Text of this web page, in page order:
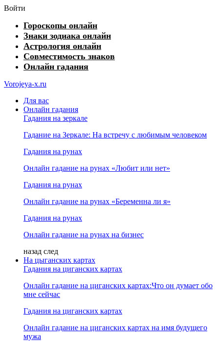
Войти
Гороскопы онлайн
Знаки зодиака онлайн
Астрология онлайн
Совместимость знаков
Онлайн гадания
Vorojeya-x.ru
Для вас
Онлайн гадания
Гадания на зеркале
Гадание на Зеркале: На встречу с любимым человеком
Гадания на рунах
Онлайн гадание на рунах «Любит или нет»
Гадания на рунах
Онлайн гадание на рунах «Беременна ли я»
Гадания на рунах
Онлайн гадание на рунах на бизнес
назад след
На цыганских картах
Гадания на циганских картах
Онлайн гадание на циганских картах:Что он думает обо
мне сейчас
Гадания на циганских картах
Онлайн гадание на циганских картах на имя будущего
мужа